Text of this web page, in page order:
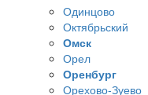
Одинцово
Октябрьский
Омск
Орел
Оренбург
Орехово-Зуево